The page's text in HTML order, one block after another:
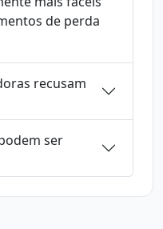
de perda
recusam
ser